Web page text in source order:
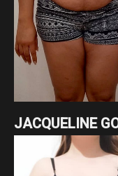
JACQUELINE
Un cambio radical
Gonzalez enfocado